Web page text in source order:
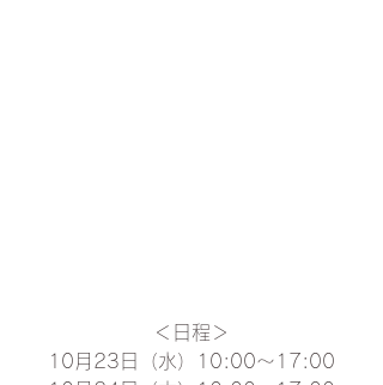
＜日程＞
10月23日（水）10:00〜17:00